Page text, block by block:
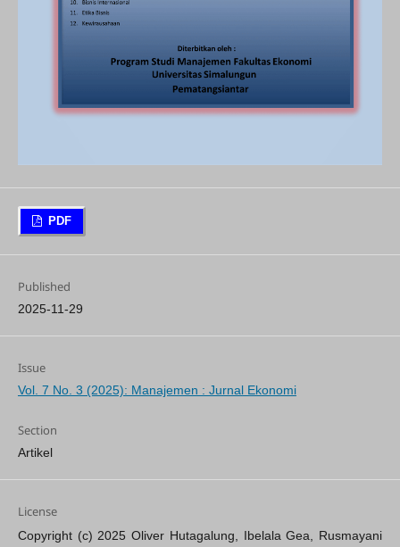
PDF
Published
2025-11-29
Issue
Vol. 7 No. 3 (2025): Manajemen : Jurnal Ekonomi
Section
Artikel
License
Copyright (c) 2025 Oliver Hutagalung, Ibelala Gea, Rusmayani